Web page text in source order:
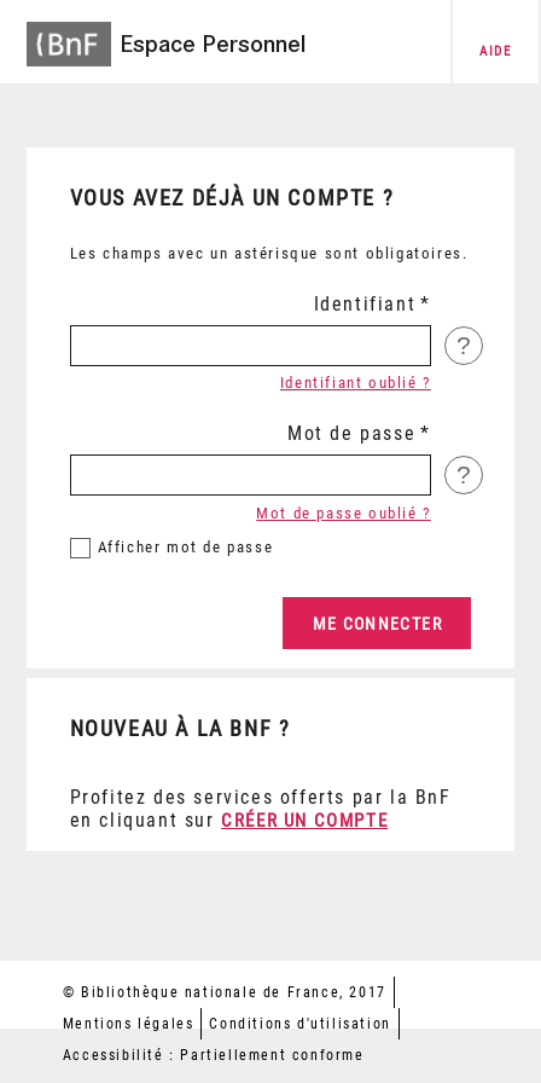
Espace Personnel AIDE
VOUS AVEZ DÉJÀ UN COMPTE ?
Les champs avec un astérisque sont obligatoires.
Identifiant
?
Identifiant oublié ?
Mot de passe
?
Afficher mot de passe
Mot de passe oublié ?
NOUVEAU À LA BNF ?
Profitez des services offerts par la BnF
en cliquant sur CRÉER UN COMPTE
© Bibliothèque nationale de France, 2017
Mentions légales
Conditions d'utilisation
Accessibilité : Partiellement conforme